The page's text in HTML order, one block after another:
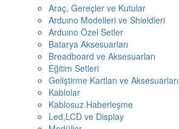
Araç, Gereçler ve Kutular
Arduıno Modelleri ve Shieldleri
Arduıno Özel Setler
Batarya Aksesuarları
Breadboard ve Aksesuarları
Eğitim Setleri
Geliştirme Kartları ve Aksesuarları
Kablolar
Kablosuz Haberleşme
Led,LCD ve Display